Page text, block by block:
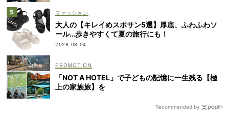
ファッション
大人の【キレイめスポサン5選】厚底、ふわふわソ
ール…歩きやすくて夏の旅行にも！
2026.08.04
「NOT A HOTEL」で子どもの記憶に一生残る【極
上の家族旅】を
Recommended by